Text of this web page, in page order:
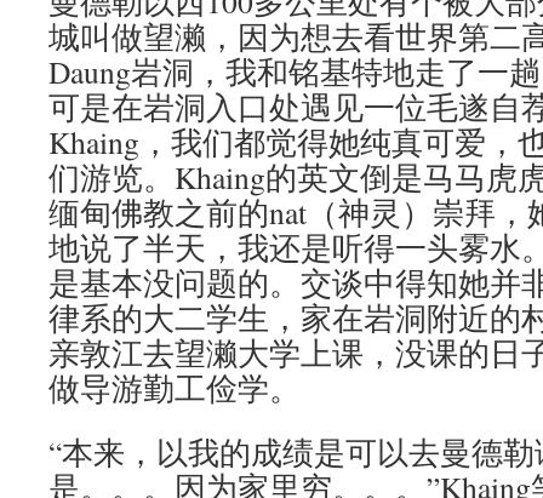
城叫做望濑，因为想去看世界第二
Daung岩洞，我和铭基特地走了一
可是在岩洞入口处遇见一位毛遂自
Khaing，我们都觉得她纯真可爱，
们游览。Khaing的英文倒是马马虎
缅甸佛教之前的nat（神灵）崇拜
地说了半天，我还是听得一头雾水
是基本没问题的。交谈中得知她并
律系的大二学生，家在岩洞附近的
亲敦江去望濑大学上课，没课的日
做导游勤工俭学。
“本来，以我的成绩是可以去曼德
是。。。因为家里穷。。。